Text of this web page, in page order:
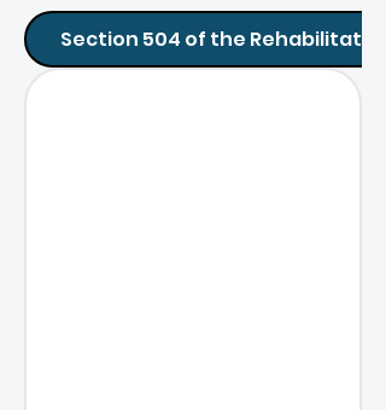
Section 504 of the Rehabilitation